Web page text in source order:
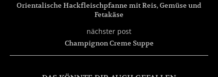
Orientalische Hackfleischpfanne mit Reis, Gemüse und
Fetakäse
nächster post
Champignon Creme Suppe